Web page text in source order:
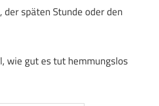
der späten Stunde oder den
wie gut es tut hemmungslos